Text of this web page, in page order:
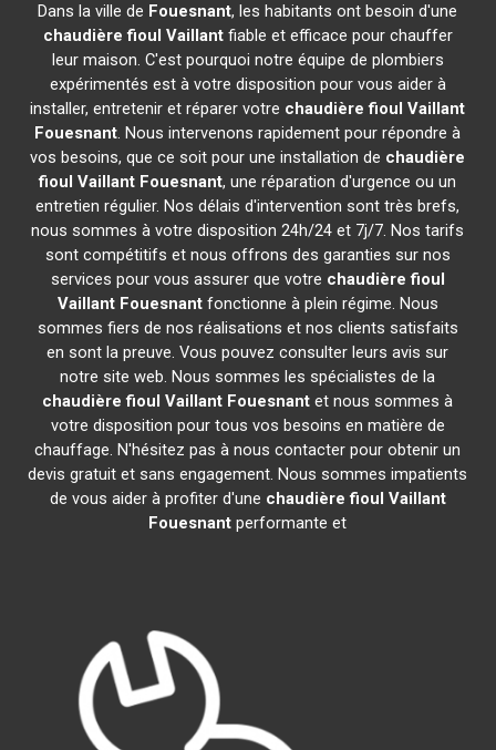
Dans la ville de Fouesnant, les habitants ont besoin d'une
chaudière fioul Vaillantfiable et efficace pour chauffer
leur maison. C'est pourquoi notre équipe de plombiers
expérimentés est à votre disposition pour vous aider à
installer, entretenir et réparer votre chaudière fioul Vaillant
Fouesnant. Nous intervenons rapidement pour répondre à
vos besoins, que ce soit pour une installation de chaudière
fioul Vaillant Fouesnant, une réparation d'urgence ou un
entretien régulier. Nos délais d'intervention sont très brefs,
nous sommes à votre disposition 24h/24 et 7j/7. Nos tarifs
sont compétitifs et nous offrons des garanties sur nos
services pour vous assurer que votre chaudière fioul
Vaillant Fouesnantfonctionne à plein régime. Nous
sommes fiers de nos réalisations et nos clients satisfaits
en sont la preuve. Vous pouvez consulter leurs avis sur
notre site web. Nous sommes les spécialistes de la
chaudière fioul Vaillant Fouesnant et nous sommes à
votre disposition pour tous vos besoins en matière de
chauffage. N'hésitez pas à nous contacter pour obtenir un
devis gratuit et sans engagement. Nous sommes impatients
de vous aider à profiter d'une chaudière fioul Vaillant
Fouesnant performante et